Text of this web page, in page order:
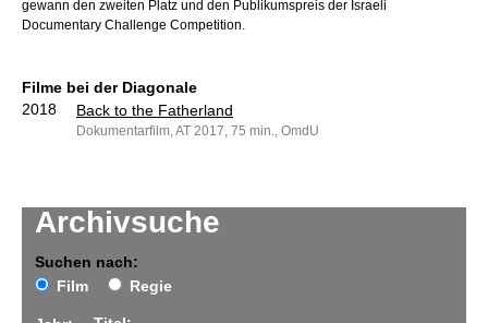
Archivsuche
Suchen nach:
Film
Regie
gewann den zweiten Platz und den Publikumspreis der Israeli
Documentary Challenge Competition.
Filme bei der Diagonale
2018
Back to the Fatherland
Dokumentarfilm, AT 2017, 75 min., OmdU